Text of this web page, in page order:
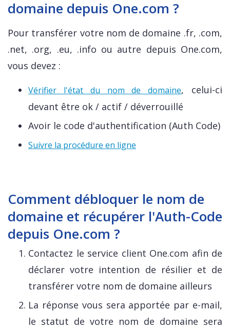
domaine depuis One.com ?
Pour transférer votre nom de domaine .fr, .com,
.net, .org, .eu, .info ou autre depuis One.com,
vous devez :
Vérifier l'état du nom de domaine, celui-ci
devant être ok / actif / déverrouillé
Avoir le code d'authentification (Auth Code)
Suivre la procédure en ligne
Comment débloquer le nom de
domaine et récupérer l'Auth-Code
depuis One.com ?
Contactez le service client One.com afin de
déclarer votre intention de résilier et de
transférer votre nom de domaine ailleurs
La réponse vous sera apportée par e-mail,
le statut de votre nom de domaine sera